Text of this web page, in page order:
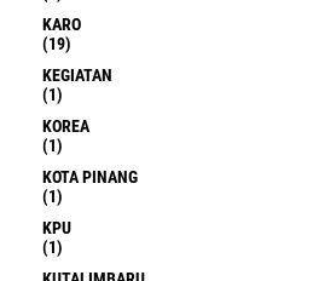
KARO
(19)
KEGIATAN
(1)
KOREA
(1)
KOTA PINANG
(1)
KPU
(1)